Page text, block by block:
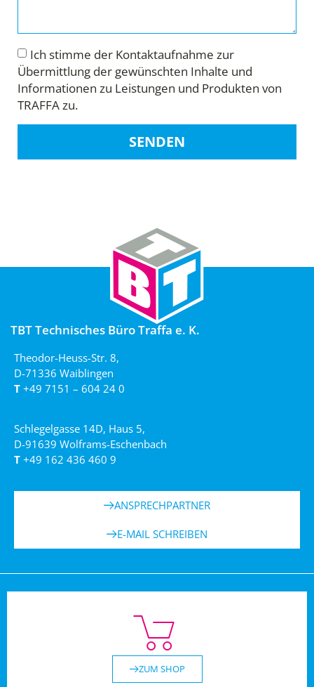
Ich stimme der Kontaktaufnahme zur
Übermittlung der gewünschten Inhalte und
Informationen zu Leistungen und Produkten von
TRAFFA zu.
SENDEN
TBT Technisches Büro Traffa e. K.
Theodor-Heuss-Str. 8,
D-71336 Waiblingen
T +49 7151 – 604 24 0
Schlegelgasse 14D, Haus 5,
D-91639 Wolframs-Eschenbach
T +49 162 436 460 9
ANSPRECHPARTNER
E-MAIL SCHREIBEN
ZUM SHOP